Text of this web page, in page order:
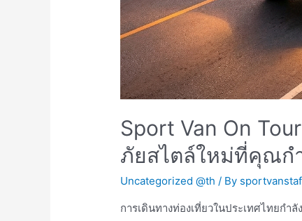
Sport Van On
ภัยสไตล์ใหม่ที่คุณก
Uncategorized @th / By
การเดินทางท่องเที่ยวในประเทศไทยกำ